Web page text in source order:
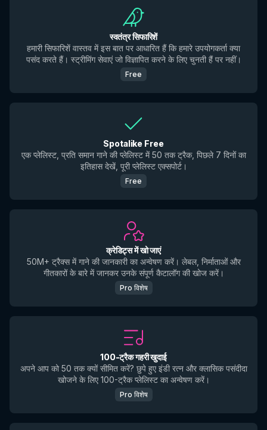
स्वतंत्र सिफारिशें
हमारी सिफारिशें वास्तव में इस बात पर आधारित हैं कि हमारे उपयोगकर्ता क्या
पसंद करते हैं। स्ट्रीमिंग सेवाएं जो विज्ञापित करने के लिए चुनती हैं पर नहीं।
Free
Spotalike Free
एक प्लेलिस्ट, प्रति समान गाने की प्लेलिस्ट में 50 तक ट्रैक, पिछले 7 दिनों का
इतिहास देखें, पूरी प्लेलिस्ट एक्सपोर्ट।
Free
क्रेडिट्स में खो जाएं
50M+ ट्रैक्स में गाने की जानकारी का अन्वेषण करें। लेबल, निर्माताओं और
गीतकारों के बारे में जानकर उनके संपूर्ण कैटालॉग की खोज करें।
Pro विशेष
100-ट्रैक गहरी खुदाई
अपने आप को 50 तक क्यों सीमित करें? छुपे हुए इंडी रत्न और क्लासिक पसंदीदा
खोजने के लिए 100-ट्रैक प्लेलिस्ट का अन्वेषण करें।
Pro विशेष